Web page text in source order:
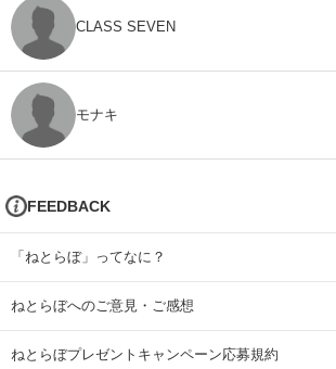
CLASS SEVEN
モナキ
FEEDBACK
「ねとらぼ」ってなに？
ねとらぼへのご意見・ご感想
ねとらぼプレゼントキャンペーン応募規約